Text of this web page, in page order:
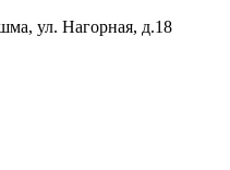
ул. Нагорная, д.18